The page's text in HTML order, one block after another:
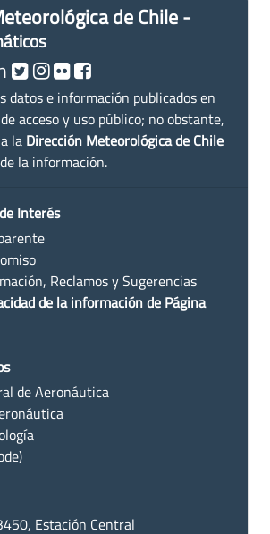
de Chile -
datos e información publicados en
acceso y uso público; no obstante,
la Dirección Meteorológica de Chile
la información.
Interés
Reclamos y Sugerencias
de la información de Página
de Aeronáutica
Estación Central